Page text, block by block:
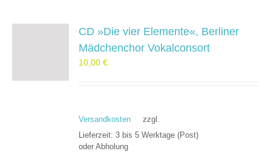
CD »Die vier Elemente«, Berliner
Mädchenchor Vokalconsort
10,00€
zzgl.
Versandkosten
Lieferzeit:3 bis 5 Werktage (Post)
oder Abholung